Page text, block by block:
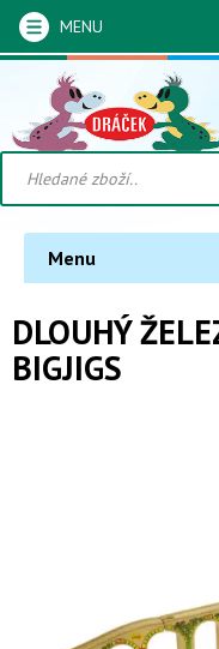
MENU
Menu
DLOUHÝ
BIGJIGS